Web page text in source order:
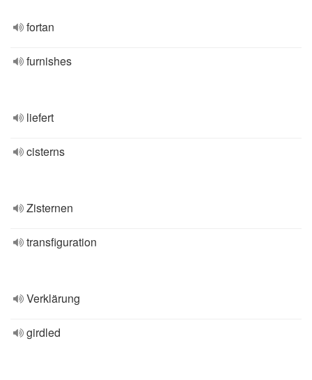
fortan
furnishes
liefert
cisterns
Zisternen
transfiguration
Verklärung
girdled